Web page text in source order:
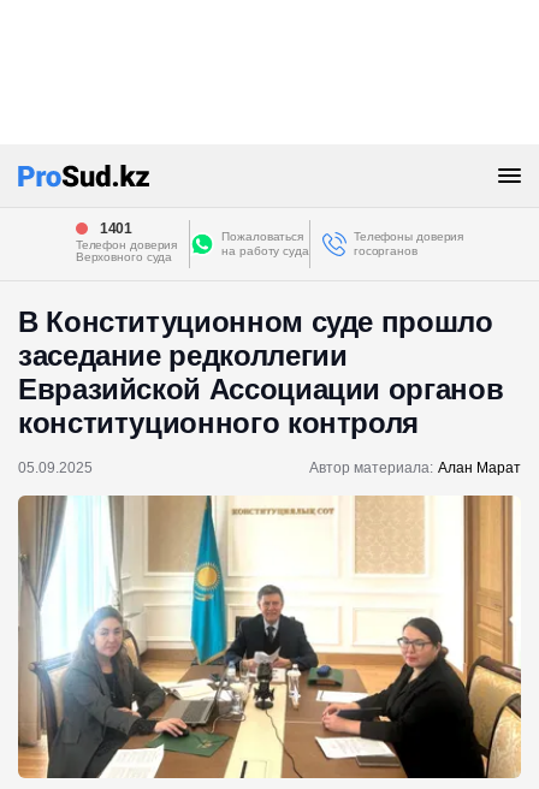
1401
Телефон доверия
Верховного суда
Пожаловаться
на работу суда
Телефоны доверия
госорганов
В Конституционном суде прошло
заседание редколлегии
Евразийской Ассоциации органов
конституционного контроля
05.09.2025 Автор материала: Алан Марат